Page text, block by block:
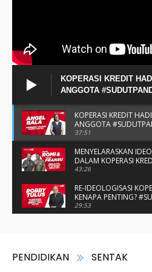
KOPERASI KREDIT
ANGGOTA
KOPERASI KREDIT
ANGGOTA
37:51
MENYELARASKAN
DALAM KOPERASI
BAPAK ROMI & BAPAK
43:26
RE-IDEOLOGISASI
KENAPA PENTING?
TULUS
29:53
SPIRIT SAHABAT DAN